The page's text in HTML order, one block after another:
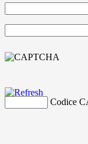
Codice